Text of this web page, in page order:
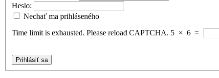
Heslo:
Nechať ma prihláseného
Time limit is exhausted. Please reload CAPTCHA. 5 × 6 =
Prihlásiť sa